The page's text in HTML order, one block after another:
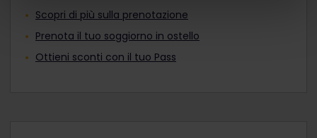
Scopri di più sulla prenotazione
Prenota il tuo soggiorno in ostello
Ottieni sconti con il tuo Pass